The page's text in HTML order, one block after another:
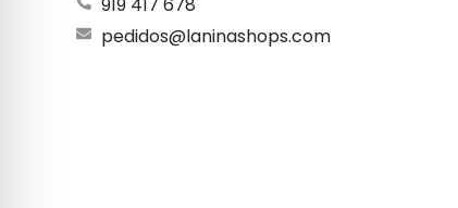
pedidos@laninashops.com